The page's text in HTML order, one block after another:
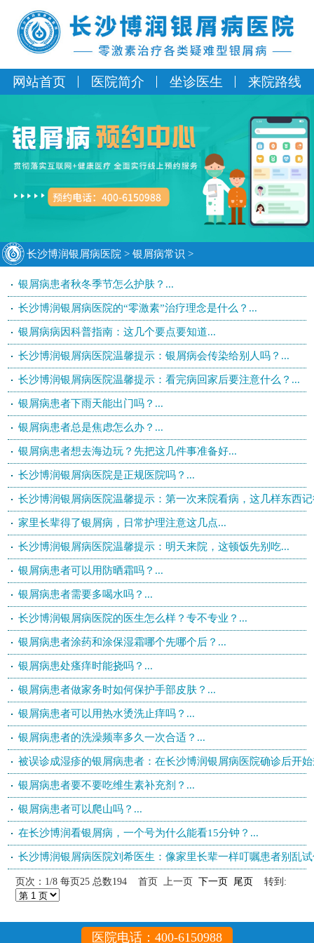
网站首页 医院简介 坐诊医生 来院路线
长沙博润银屑病医院 > 银屑病常识 >
银屑病患者秋冬季节怎么护肤？...
长沙博润银屑病医院的“零激素”治疗理念是什么？...
银屑病病因科普指南：这几个要点要知道...
长沙博润银屑病医院温馨提示：银屑病会传染给别人吗？...
长沙博润银屑病医院温馨提示：看完病回家后要注意什么？...
银屑病患者下雨天能出门吗？...
银屑病患者总是焦虑怎么办？...
银屑病患者想去海边玩？先把这几件事准备好...
长沙博润银屑病医院是正规医院吗？...
长沙博润银屑病医院温馨提示：第一次来院看病，这几样东西
家里长辈得了银屑病，日常护理注意这几点...
长沙博润银屑病医院温馨提示：明天来院，这顿饭先别吃...
银屑病患者可以用防晒霜吗？...
银屑病患者需要多喝水吗？...
长沙博润银屑病医院的医生怎么样？专不专业？...
银屑病患者涂药和涂保湿霜哪个先哪个后？...
银屑病患处瘙痒时能挠吗？...
银屑病患者做家务时如何保护手部皮肤？...
银屑病患者可以用热水烫洗止痒吗？...
银屑病患者的洗澡频率多久一次合适？...
被误诊成湿疹的银屑病患者：在长沙博润银屑病医院确诊后开
银屑病患者要不要吃维生素补充剂？...
银屑病患者可以爬山吗？...
在长沙博润看银屑病，一个号为什么能看15分钟？...
长沙博润银屑病医院刘希医生：像家里长辈一样叮嘱患者别乱
页次：1/8 每页25 总数194 首页 上一页下一页 尾页 转到:
医院电话：400-6150988